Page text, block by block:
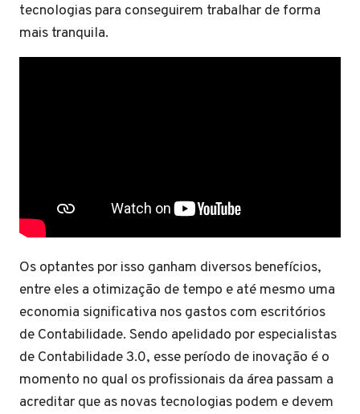
tecnologias para conseguirem trabalhar de forma
mais tranquila.
Os optantes por isso ganham diversos benefícios,
entre eles a otimização de tempo e até mesmo uma
economia significativa nos gastos com escritórios
de Contabilidade. Sendo apelidado por especialistas
de Contabilidade 3.0, esse período de inovação é o
momento no qual os profissionais da área passam a
acreditar que as novas tecnologias podem e devem